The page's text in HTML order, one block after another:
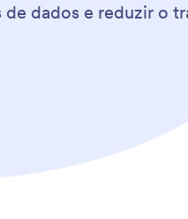
dados e reduzir o